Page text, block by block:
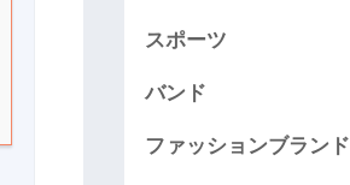
スポーツ
バンド
ファッションブランド